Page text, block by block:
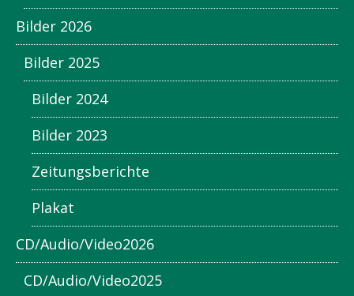
Bilder 2026
Bilder 2025
Bilder 2024
Bilder 2023
Zeitungsberichte
Plakat
CD/Audio/Video2026
CD/Audio/Video2025